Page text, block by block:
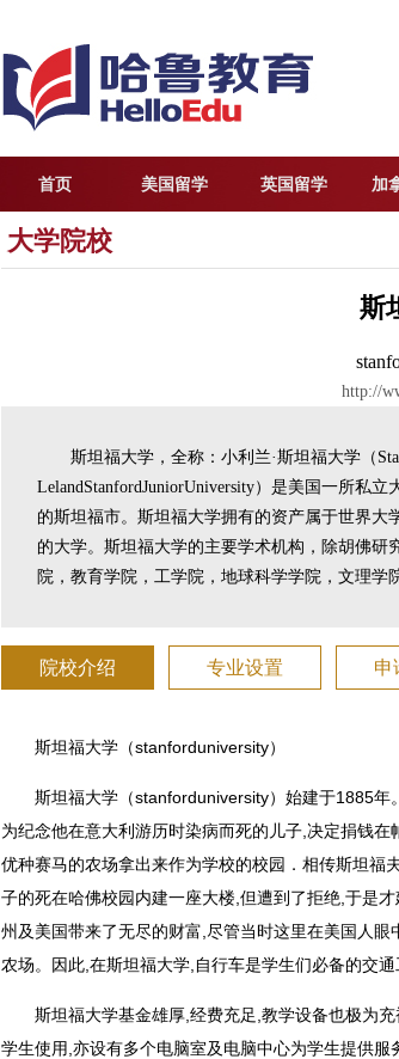
首页 美国留学 英国留学 加
大学院校
斯
http://
斯坦福大学，全称：小利兰·斯坦福大学（
LelandStanfordJuniorUniversity）是美国一所私
的斯坦福市。斯坦福大学拥有的资产属于世界
的大学。斯坦福大学的主要学术机构，除胡佛
院，教育学院，工学院，地球科学学院，文理学
院校介绍 专业设置 申
斯坦福大学（stanforduniversity）
斯坦福大学（stanforduniversity）始建于1885
为纪念他在意大利游历时染病而死的儿子,决定捐钱
优种赛马的农场拿出来作为学校的校园．相传斯坦福
子的死在哈佛校园内建一座大楼,但遭到了拒绝,于是
州及美国带来了无尽的财富,尽管当时这里在美国人
农场。因此,在斯坦福大学,自行车是学生们必备的交通
斯坦福大学基金雄厚,经费充足,教学设备也极为
学生使用,亦设有多个电脑室及电脑中心为学生提供